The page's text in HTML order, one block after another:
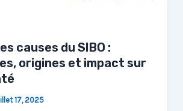
causes du SIBO :
origines et impact sur
17, 2025